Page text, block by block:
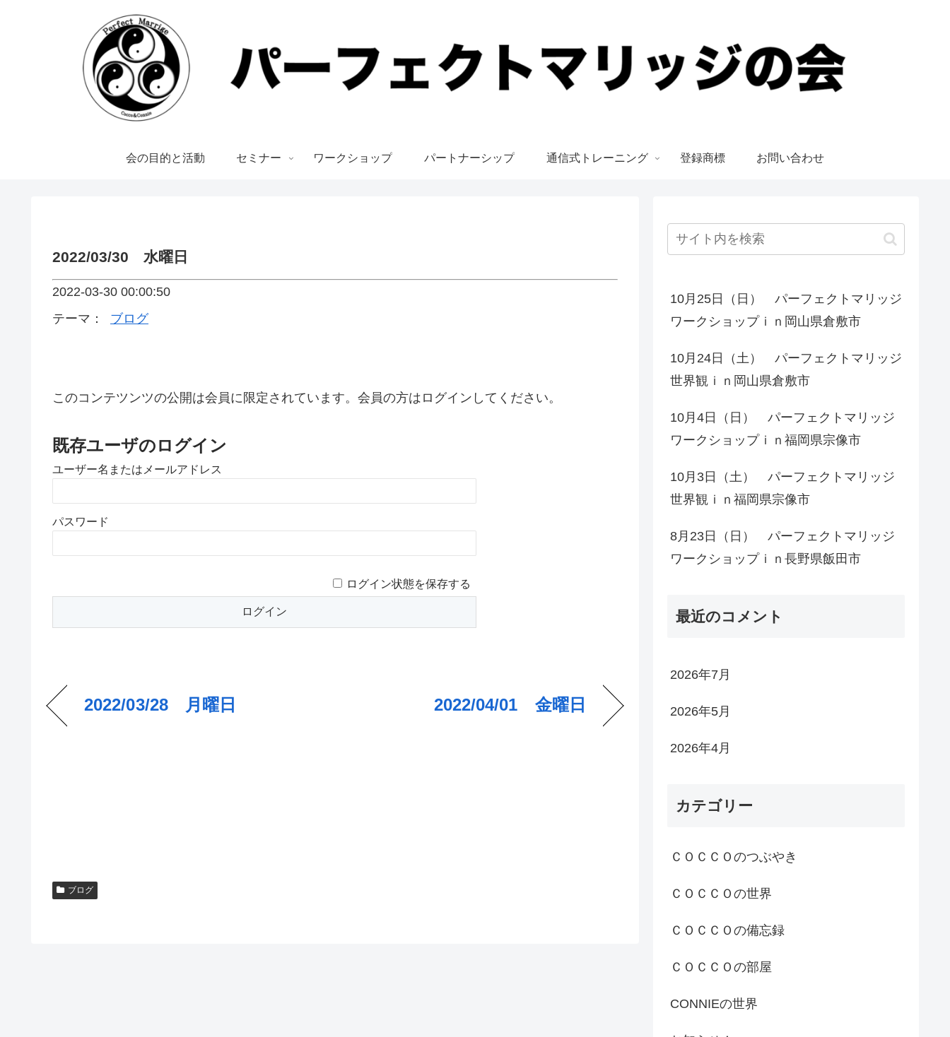
会の目的と活動 セミナー ワークショップ パートナーシップ 通信式トレーニング 登録商標 お問い合わせ
2022/03/30 水曜日
2022-03-30 00:00:50
テーマ：
ブログ
このコンテツンツの公開は会員に限定されています。会員の方はログインしてください。
既存ユーザのログイン
ユーザー名またはメールアドレス
パスワード
ログイン状態を保存する
2022/03/28 月曜日 2022/04/01 金曜日
ブログ
10月25日（日） パーフェクトマリッジ
ワークショップｉｎ岡山県倉敷市
10月24日（土） パーフェクトマリッジ
世界観ｉｎ岡山県倉敷市
10月4日（日） パーフェクトマリッジ
ワークショップｉｎ福岡県宗像市
10月3日（土） パーフェクトマリッジ
世界観ｉｎ福岡県宗像市
8月23日（日） パーフェクトマリッジ
ワークショップｉｎ長野県飯田市
最近のコメント
2026年7月
2026年5月
2026年4月
カテゴリー
ＣＯＣＣＯのつぶやき
ＣＯＣＣＯの世界
ＣＯＣＣＯの備忘録
ＣＯＣＣＯの部屋
CONNIEの世界